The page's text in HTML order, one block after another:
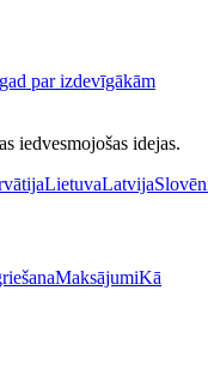
par izdevīgākām
iedvesmojošas idejas.
LietuvaLatvija
MaksājumiKā